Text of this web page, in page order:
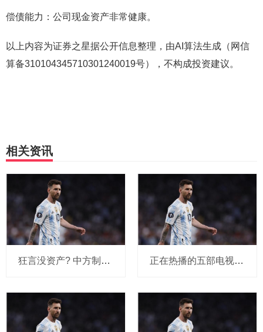
偿债能力：公司现金资产非常健康。
以上内容为证券之星据公开信息整理，由AI算法生成（网信
算备310104345710301240019号），不构成投资建议。
相关资讯
狂言没资产? 中方制裁断其家族生路, 菲防 正在热播的五部电视剧, 《太平年》排在